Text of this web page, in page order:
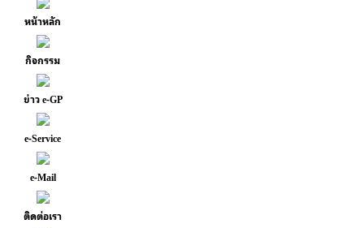
หน้าหลัก
กิจกรรม
ข่าว e-GP
e-Service
e-Mail
ติดต่อเรา